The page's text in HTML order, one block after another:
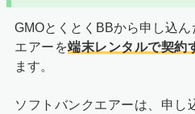
GMOとくとくBBから申し込
エアーを端末レンタルで契約
ます。
ソフトバンクエアーは、申し